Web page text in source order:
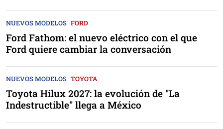
NUEVOS MODELOS FORD
Ford Fathom: el nuevo eléctrico con el que
Ford quiere cambiar la conversación
NUEVOS MODELOS TOYOTA
Toyota Hilux 2027: la evolución de "La
Indestructible" llega a México